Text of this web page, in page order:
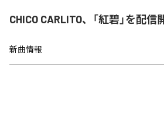
CHICO CARLITO、「紅碧」を配信
新曲情報